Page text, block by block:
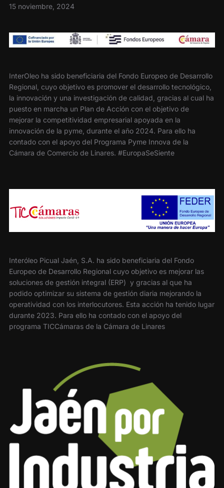
15 noviembre, 2024
InterOleo ha sido beneficiaria del Fondo Europeo de Desarrollo
Regional, cuyo objetivo es promover el desarrollo tecnológico,
la innovación y una investigación de calidad, gracias al cual ha
puesto en marcha un Plan de Acción con el objetivo de
mejorar la competitividad empresarial apoyada en la
innovación de la pyme, durante el año 2024. Para ello ha
contado con el apoyo del Programa Pyme Innova de la
Cámara de Comercio de Linares. #EuropaSeSiente
Interóleo Picual Jaén, S.A. ha sido beneficiaria del Fondo
Europeo de Desarrollo Regional cuyo objetivo es mejorar las
soluciones de gestión integral (ERP) y gracias al que ha
podido optimizar su sistema de gestión diaria mejorando la
operatividad con los interlocutores. Esta acción ha tenido lugar
durante 2023. Para ello ha contado con el apoyo del
programa TICCámaras de la Cámara de Linares